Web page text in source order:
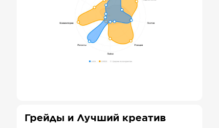
Грейды и Лучший креатив